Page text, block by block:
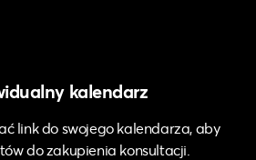
kalendarz
link do swojego kalendarza, aby
do zakupienia konsultacji.